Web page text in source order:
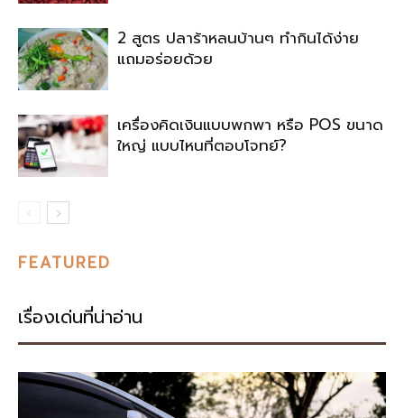
2 สูตร ปลาร้าหลนบ้านๆ ทำกินได้ง่าย
แถมอร่อยด้วย
เครื่องคิดเงินแบบพกพา หรือ POS ขนาด
ใหญ่ แบบไหนที่ตอบโจทย์?
FEATURED
เรื่องเด่นที่น่าอ่าน